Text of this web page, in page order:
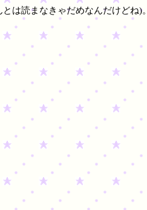
は読まなきゃだめなんだけどね)。